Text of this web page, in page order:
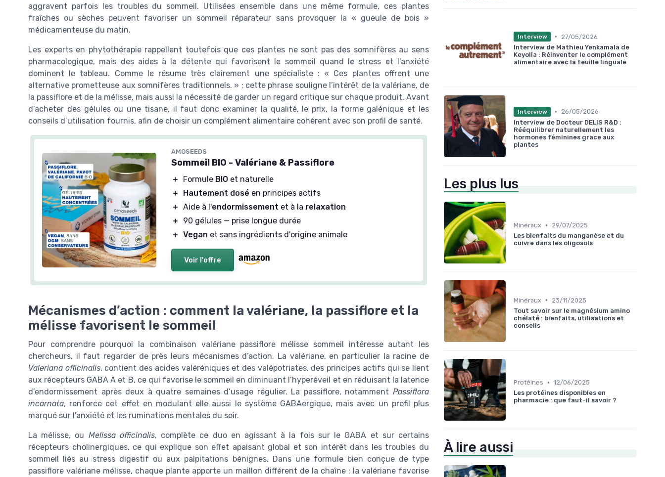
aggravent parfois les troubles du sommeil. Utilisées ensemble dans une même formule, ces plantes
fraîches ou sèches peuvent favoriser un sommeil réparateur sans provoquer la « gueule de bois »
médicamenteuse du matin.
Les experts en phytothérapie rappellent toutefois que ces plantes ne sont pas des somnifères au sens
pharmacologique, mais des aides à la détente qui favorisent le sommeil quand le stress et l’anxiété
dominent le tableau. Comme le résume très clairement une spécialiste : « Ces plantes offrent une
alternative prometteuse aux somnifères traditionnels. » ; cette phrase souligne l’intérêt de la valériane, de
la passiflore et de la mélisse, mais aussi la nécessité de garder un regard critique sur chaque produit. Avant
d’acheter des gélules ou une tisane, il faut donc examiner la qualité, le prix, la forme galénique et les
conseils d’utilisation fournis, afin de choisir un complément alimentaire cohérent avec son profil de santé.
AMOSEEDS
Sommeil BIO - Valériane & Passiflore
＋ Formule BIO et naturelle
＋
Hautement dosé en principes actifs
＋ Aide à l'endormissement et à la relaxation
＋
90 gélules — prise longue durée
＋ Vegan et sans ingrédients d'origine animale
Voir l'offre
Mécanismes d’action : comment la valériane, la passiflore et la
mélisse favorisent le sommeil
Pour comprendre pourquoi la combinaison valériane passiflore mélisse sommeil intéresse autant les
chercheurs, il faut regarder de près leurs mécanismes d’action. La valériane, en particulier la racine de
Valeriana officinalis, contient des acides valéréniques et des valépotriates, des principes actifs qui se lient
aux récepteurs GABA A et B, ce qui favorise le sommeil en diminuant l’hyperéveil et en réduisant la latence
d’endormissement après deux à quatre semaines d’usage régulier. La passiflore, notamment Passiflora
incarnata, renforce cet effet en modulant elle aussi le système GABAergique, mais avec un profil plus
marqué sur l’anxiété et les ruminations mentales du soir.
La mélisse, ou Melissa officinalis, complète ce duo en agissant à la fois sur le GABA et sur certains
récepteurs cholinergiques, ce qui explique son effet apaisant global et son intérêt dans les troubles du
sommeil liés au stress digestif ou aux palpitations bénignes. Dans une formule bien conçue de type
passiflore valériane mélisse, chaque plante apporte un maillon différent de la chaîne : la valériane favorise
Interview •
27/05/2026
Interview de Mathieu Yenkamala de
Keyolia : Réinventer le complément
alimentaire avec la feuille linguale
Interview •
26/05/2026
Interview de Docteur DELIS R&D :
Rééquilibrer naturellement les
hormones féminines grace aux
plantes
Les plus lus
Minéraux •
29/07/2025
Les bienfaits du manganèse et du
cuivre dans les oligosols
Minéraux •
23/11/2025
Tout savoir sur le magnésium amino
chélaté : bienfaits, utilisations et
conseils
Protéines • 12/06/2025
Les protéines disponibles en
pharmacie : que faut-il savoir ?
À lire aussi